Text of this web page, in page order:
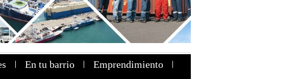
En tu barrio
Emprendimiento